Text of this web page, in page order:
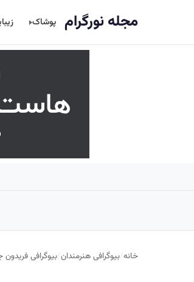
مجله نورگرام پوشاک
خانه/بیوگرافی هنرمندان/بیوگرافی فریدون